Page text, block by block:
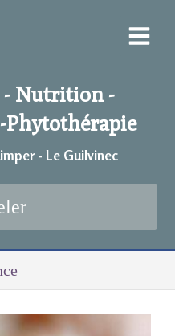
- Nutrition -
Phytothérapie
- Le Guilvinec